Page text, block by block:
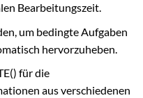
Bearbeitungszeit.
um bedingte Aufgaben
hervorzuheben.
für die
aus verschiedenen